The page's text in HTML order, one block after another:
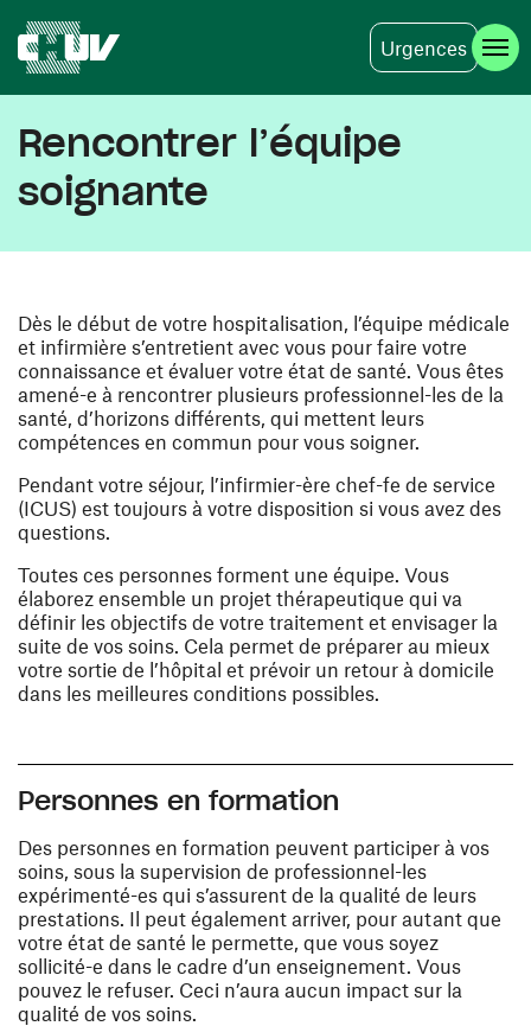
Urgences
Rencontrer l’équipe
soignante
Dès le début de votre hospitalisation, l’équipe médicale
et infirmière s’entretient avec vous pour faire votre
connaissance et évaluer votre état de santé. Vous êtes
amené-e à rencontrer plusieurs professionnel-les de la
santé, d’horizons différents, qui mettent leurs
compétences en commun pour vous soigner.
Pendant votre séjour, l’infirmier-ère chef-fe de service
(ICUS) est toujours à votre disposition si vous avez des
questions.
Toutes ces personnes forment une équipe. Vous
élaborez ensemble un projet thérapeutique qui va
définir les objectifs de votre traitement et envisager la
suite de vos soins. Cela permet de préparer au mieux
votre sortie de l’hôpital et prévoir un retour à domicile
dans les meilleures conditions possibles.
Personnes en formation
Des personnes en formation peuvent participer à vos
soins, sous la supervision de professionnel-les
expérimenté-es qui s’assurent de la qualité de leurs
prestations. Il peut également arriver, pour autant que
votre état de santé le permette, que vous soyez
sollicité-e dans le cadre d’un enseignement. Vous
pouvez le refuser. Ceci n’aura aucun impact sur la
qualité de vos soins.